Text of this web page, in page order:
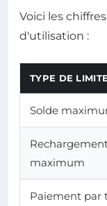
Voici les
d'utilisation :
TYPE DE
Solde
maximum
Paiement par